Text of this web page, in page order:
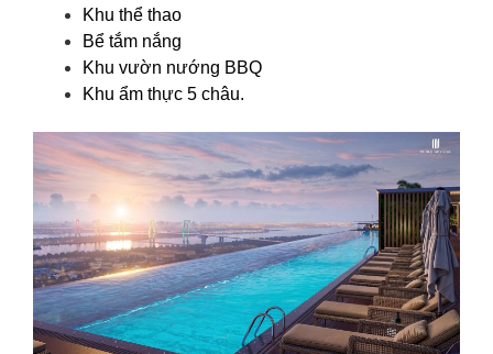
Khu thể thao
Bể tắm nắng
Khu vườn nướng BBQ
Khu ẩm thực 5 châu.